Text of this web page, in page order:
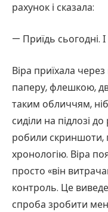
рахунок і сказала:
— Приїдь сьогодні.
Віра приїхала
паперу, флешкою,
таким обличчям,
сиділи на підлозі
робили скриншоти,
хронологію. Віра
просто «він
контроль. Це
спроба зробити